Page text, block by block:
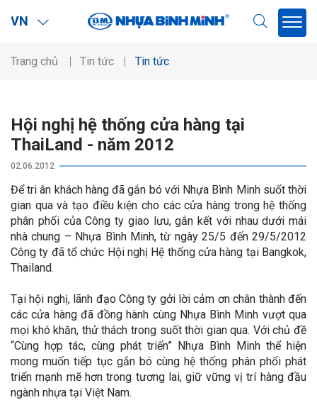
VN
Trang chủ Tin tức Tin tức
Hội nghị hệ thống cửa hàng tại
ThaiLand - năm 2012
02.06.2012
Để tri ân khách hàng đã gắn bó với Nhựa Bình Minh suốt thời
gian qua và tạo điều kiện cho các cửa hàng trong hệ thống
phân phối của Công ty giao lưu, gắn kết với nhau dưới mái
nhà chung – Nhựa Bình Minh, từ ngày 25/5 đến 29/5/2012
Công ty đã tổ chức Hội nghị Hệ thống cửa hàng tại Bangkok,
Thailand.
Tại hội nghị, lãnh đạo Công ty gởi lời cảm ơn chân thành đến
các cửa hàng đã đồng hành cùng Nhựa Bình Minh vượt qua
mọi khó khăn, thử thách trong suốt thời gian qua. Với chủ đề
“Cùng hợp tác, cùng phát triển” Nhựa Bình Minh thể hiện
mong muốn tiếp tục gắn bó cùng hệ thống phân phối phát
triển mạnh mẽ hơn trong tương lai, giữ vững vị trí hàng đầu
ngành nhựa tại Việt Nam.